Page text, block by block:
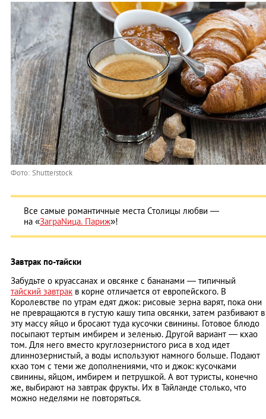
Фото: Shutterstock
Все самые романтичные места Столицы любви —
на «ЗаграNица. Париж»!
Завтрак по-тайски
Забудьте о круассанах и овсянке с бананами — типичный
тайский завтрак в корне отличается от европейского. В
Королевстве по утрам едят джок: рисовые зерна варят, пока они
не превращаются в густую кашу типа овсянки, затем разбивают в
эту массу яйцо и бросают туда кусочки свинины. Готовое блюдо
посыпают тертым имбирем и зеленью. Другой вариант — кхао
том. Для него вместо круглозернистого риса в ход идет
длиннозернистый, а воды используют намного больше. Подают
кхао том с теми же дополнениями, что и джок: кусочками
свинины, яйцом, имбирем и петрушкой. А вот туристы, конечно
же, выбирают на завтрак фрукты. Их в Тайланде столько, что
можно неделями не повторяться.